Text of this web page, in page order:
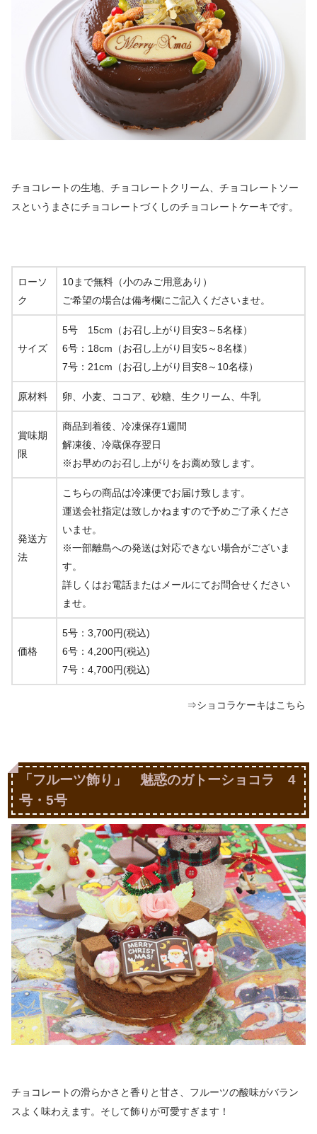
チョコレートの生地、チョコレートクリーム、チョコレートソー
スというまさにチョコレートづくしのチョコレートケーキです。
ローソ
ク
10まで無料（小のみご用意あり）
ご希望の場合は備考欄にご記入くださいませ。
サイズ
5号 15cm（お召し上がり目安3～5名様）
6号：18cm（お召し上がり目安5～8名様）
7号：21cm（お召し上がり目安8～10名様）
原材料 卵、小麦、ココア、砂糖、生クリーム、牛乳
賞味期
限
商品到着後、冷凍保存1週間
解凍後、冷蔵保存翌日
※お早めのお召し上がりをお薦め致します。
発送方
法
こちらの商品は冷凍便でお届け致します。
運送会社指定は致しかねますので予めご了承くださ
いませ。
※一部離島への発送は対応できない場合がございま
す。
詳しくはお電話またはメールにてお問合せください
ませ。
価格
5号： 3,700円(税込)
6号： 4,200円(税込)
7号： 4,700円(税込)
⇒ショコラケーキはこちら
「フルーツ飾り」 魅惑のガトーショコラ 4
号・5号
チョコレートの滑らかさと香りと甘さ、フルーツの酸味がバラン
スよく味わえます。そして飾りが可愛すぎます！